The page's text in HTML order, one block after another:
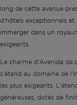
long de cette avenue
d'hôtels exceptionnels
immerger dans un
exigeants.
Le charme d'Avenida da
s'étend au domaine de
les plus exigeants.
généreuses, dotés de